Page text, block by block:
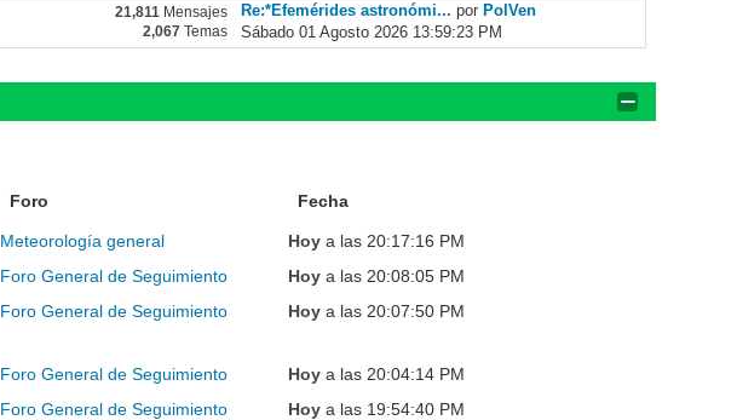
21,811 Mensajes
2,067
Temas
Re:*Efemérides astronómi... por PolVen
Sábado 01 Agosto 2026 13:59:23 PM
Foro Fecha
Meteorología general Hoy a las 20:17:16 PM
Foro General de Seguimiento Hoy a las 20:08:05 PM
Foro General de Seguimiento Hoy a las 20:07:50 PM
Foro General de Seguimiento Hoy a las 20:04:14 PM
Foro General de Seguimiento Hoy a las 19:54:40 PM